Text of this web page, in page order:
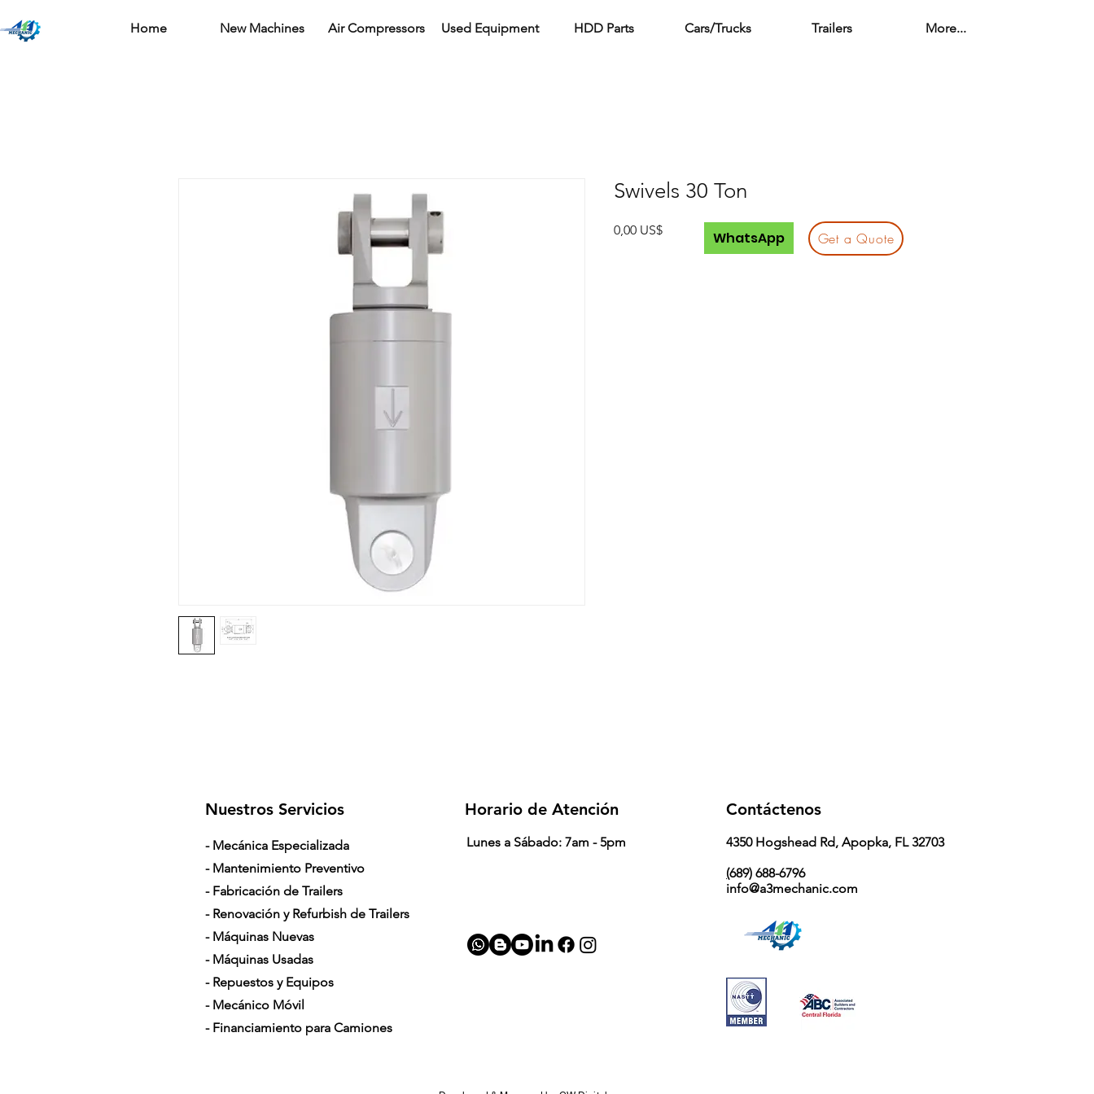
Home New Machines Air Compressors Used Equipment HDD Parts Cars/Trucks Trailers More...
Swivels 30 Ton
0,00 US$Precio
Get a Quote
WhatsApp
Nuestros Servicios
- Mecánica Especializada
- Mantenimiento Preventivo
- Fabricación de Trailers
- Renovación y Refurbish de Trailers
- Máquinas Nuevas
- Máquinas Usadas
- Repuestos y Equipos
- Mecánico Móvil
- Financiamiento para Camiones
Horario de Atención
Lunes a Sábado: 7am - 5pm
Contáctenos
4350 Hogshead Rd, Apopka, FL 32703
(689) 688-6796
info@a3mechanic.com